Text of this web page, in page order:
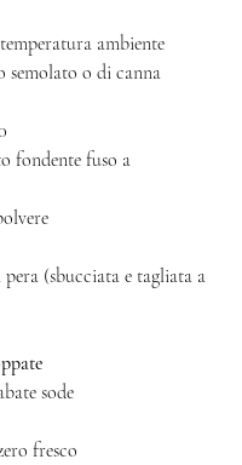
ambiente
semolato o di canna
fondente fuso a
(sbucciata e tagliata a
sode
fresco